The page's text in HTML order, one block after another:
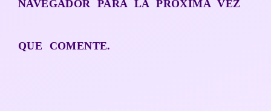
NAVEGADOR PARA LA PRÓXIMA VEZ
QUE COMENTE.